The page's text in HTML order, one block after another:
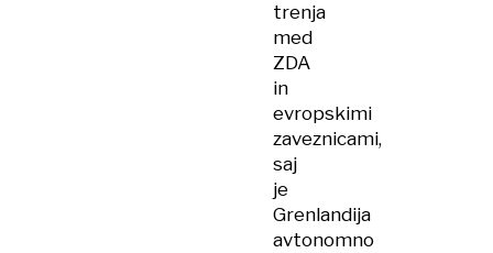
trenja
med
ZDA
in
evropskimi
zaveznicami,
saj
je
Grenlandija
avtonomno